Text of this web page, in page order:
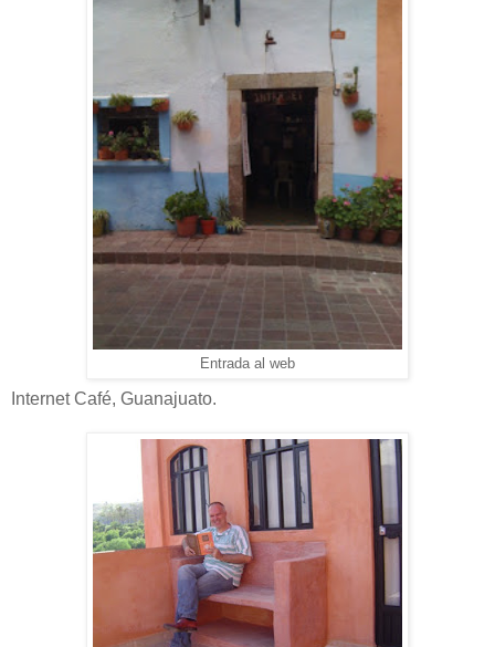
Entrada al web
Internet Café, Guanajuato.